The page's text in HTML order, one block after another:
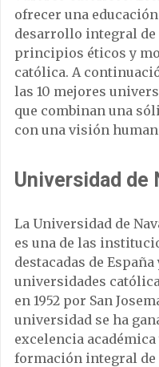
ofrecer una
desarrollo integral
principios éticos y
católica. A
las 10 mejores
que combinan una
con una visión
Universidad de
La Universidad de
es una de las
destacadas de
universidades
en 1952 por San
universidad se ha
excelencia
formación integral de